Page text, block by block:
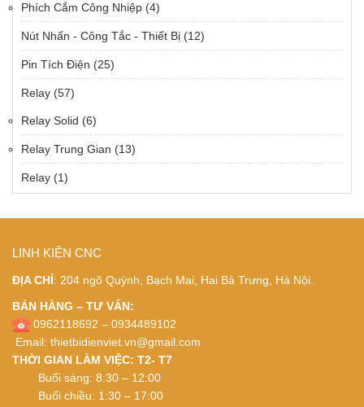
Phích Cắm Công Nhiệp (4)
Nút Nhấn - Công Tắc - Thiết Bị (12)
Pin Tích Điện (25)
Relay (57)
Relay Solid (6)
Relay Trung Gian (13)
Relay (1)
LINH KIỆN CNC
ĐỊA CHỈ: 204 ngõ Quỳnh, Bạch Mai, Hai Bà Trưng, Hà Nội.
BÁN HÀNG – TƯ VẤN:
0962118692 – 0934489102
Email: thietbidienviet.vn@gmail.com
THỜI GIAN LÀM VIỆC: T2- T7
Buổi sáng: 8:30 – 12:00
Buổi chiều: 1:30 – 17:00